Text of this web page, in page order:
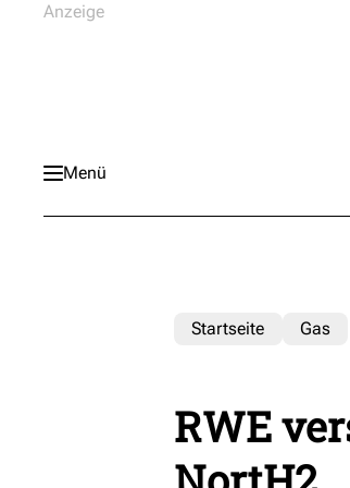
Menü
Startseite Gas
RWE